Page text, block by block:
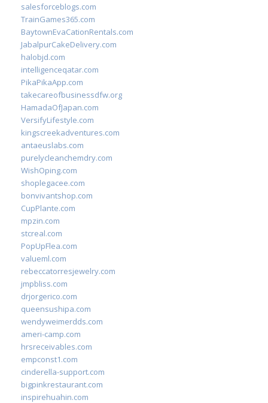
salesforceblogs.com
TrainGames365.com
BaytownEvaCationRentals.com
JabalpurCakeDelivery.com
halobjd.com
intelligenceqatar.com
PikaPikaApp.com
takecareofbusinessdfw.org
HamadaOfJapan.com
VersifyLifestyle.com
kingscreekadventures.com
antaeuslabs.com
purelycleanchemdry.com
WishOping.com
shoplegacee.com
bonvivantshop.com
CupPlante.com
mpzin.com
stcreal.com
PopUpFlea.com
valueml.com
rebeccatorresjewelry.com
jmpbliss.com
drjorgerico.com
queensushipa.com
wendyweimerdds.com
ameri-camp.com
hrsreceivables.com
empconst1.com
cinderella-support.com
bigpinkrestaurant.com
inspirehuahin.com